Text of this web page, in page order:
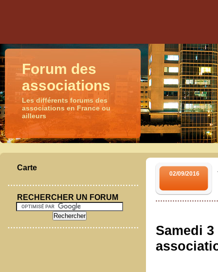
Forum des
associations
Les différents forums des
associations en France ou
ailleurs
Carte
RECHERCHER UN FORUM
02/09/2016
Samedi